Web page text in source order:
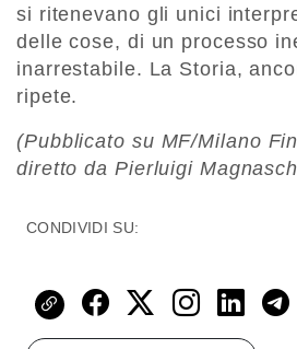
si ritenevano gli unici
delle cose, di un processo
inarrestabile. La Storia,
ripete.
(Pubblicato su MF/Milano
diretto da Pierluigi
CONDIVIDI SU: